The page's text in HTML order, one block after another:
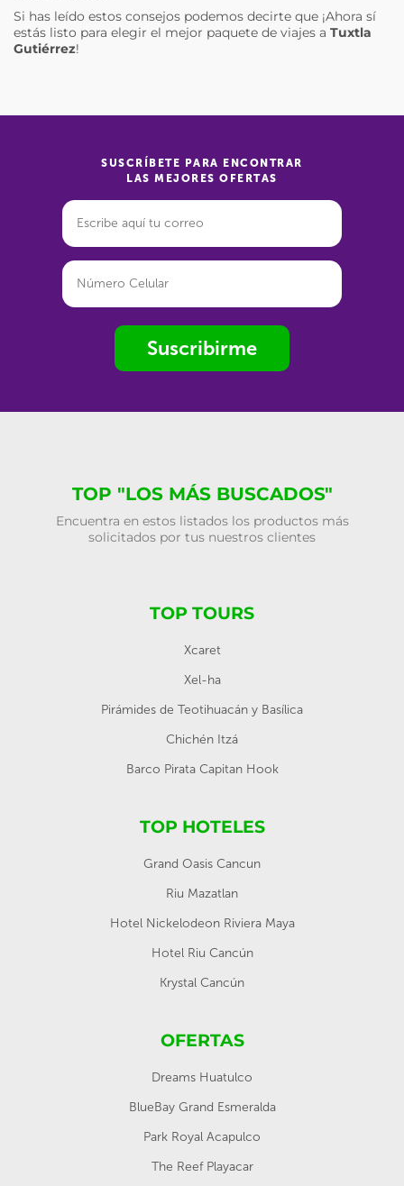
Si has leído estos consejos podemos decirte que ¡Ahora sí
estás listo para elegir el mejor paquete de viajes a Tuxtla
Gutiérrez!
SUSCRÍBETE PARA ENCONTRAR
LAS MEJORES OFERTAS
Suscribirme
TOP "LOS MÁS BUSCADOS"
Encuentra en estos listados los productos más
solicitados por tus nuestros clientes
TOP TOURS
Xcaret
Xel-ha
Pirámides de Teotihuacán y Basílica
Chichén Itzá
Barco Pirata Capitan Hook
TOP HOTELES
Grand Oasis Cancun
Riu Mazatlan
Hotel Nickelodeon Riviera Maya
Hotel Riu Cancún
Krystal Cancún
OFERTAS
Dreams Huatulco
BlueBay Grand Esmeralda
Park Royal Acapulco
The Reef Playacar